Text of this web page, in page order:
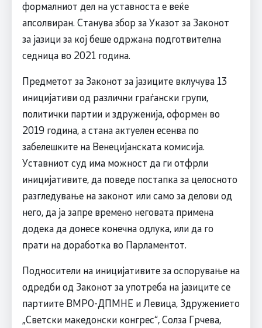
формалниот дел на уставноста е веќе
апсолвиран. Станува збор за Указот за Законот
за јазици за кој беше одржана подготвителна
седница во 2021 година.
Предметот за Законот за јазиците вклучува 13
иницијативи од различни граѓански групи,
политички партии и здруженија, оформен во
2019 година, а стана актуелен есенва по
забелешките на Венецијанската комисија.
Уставниот суд има можност да ги отфрли
иницијативите, да поведе постапка за целосното
разгледување на законот или само за делови од
него, да ја запре времено неговата примена
додека да донесе конечна одлука, или да го
прати на доработка во Парламентот.
Подносители на иницијативите за оспорување на
одредби од Законот за употреба на јазиците се
партиите ВМРО-ДПМНЕ и Левица, Здружението
„Светски македонски конгрес“, Солза Грчева,